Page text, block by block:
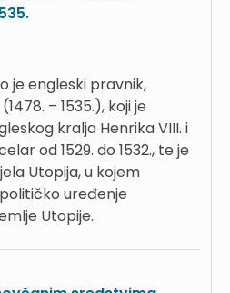
je engleski pravnik,
– 1535.), koji je
kralja Henrika VIII. i
od 1529. do 1532., te je
Utopija, u kojem
uređenje
Utopije.